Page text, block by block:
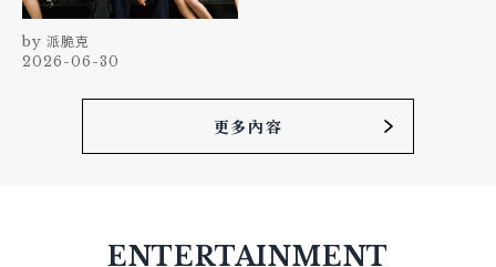
派脆克
2026-06-30
更多內容
ENTERTAINMENT